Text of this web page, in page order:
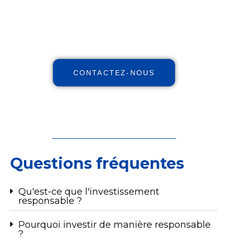
CONTACTEZ-NOUS
Questions fréquentes
Qu'est-ce que l'investissement
responsable ?
Pourquoi investir de manière responsable
?